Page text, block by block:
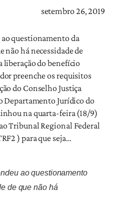
setembro 26, 2019
ao questionamento da
não há necessidade de
liberação do benefício
preenche os requisitos
do Conselho Justiça
Departamento Jurídico do
na quarta-feira (18/9)
Tribunal Regional Federal
) para que seja…
ao questionamento
de que não há